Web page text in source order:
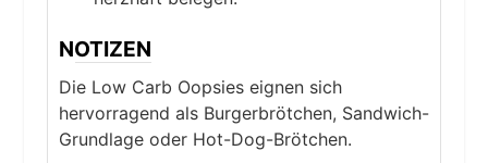
NOTIZEN
Die Low Carb Oopsies eignen sich
hervorragend als Burgerbrötchen, Sandwich-
Grundlage oder Hot-Dog-Brötchen.